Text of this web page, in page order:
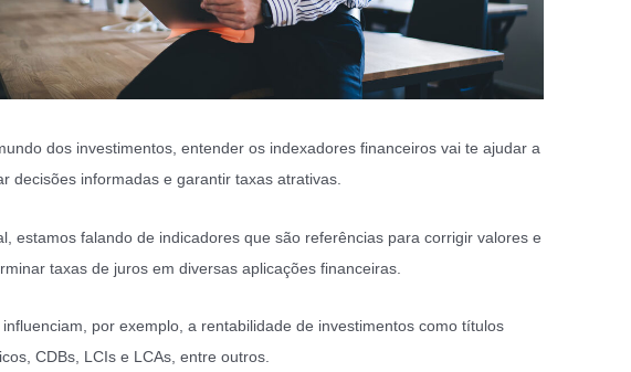
dos investimentos, entender os indexadores financeiros vai te ajudar a
decisões informadas e garantir taxas atrativas.
estamos falando de indicadores que são referências para corrigir valores e
taxas de juros em diversas aplicações financeiras.
influenciam, por exemplo, a rentabilidade de investimentos como títulos
CDBs, LCIs e LCAs, entre outros.